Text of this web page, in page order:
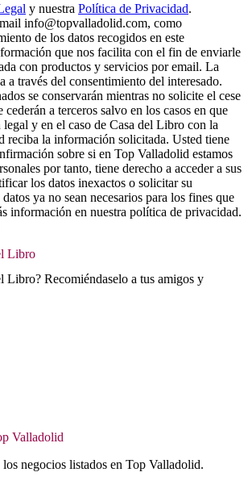
y nuestra Política de Privacidad.
info@topvalladolid.com, como
de los datos recogidos en este
que nos facilita con el fin de enviarle
con productos y servicios por email. La
a través del consentimiento del interesado.
se conservarán mientras no solicite el cese
a terceros salvo en los casos en que
y en el caso de Casa del Libro con la
reciba la información solicitada. Usted tiene
sobre si en Top Valladolid estamos
por tanto, tiene derecho a acceder a sus
los datos inexactos o solicitar su
ya no sean necesarios para los fines que
información en nuestra política de privacidad.
Libro
Libro? Recomiéndaselo a tus amigos y
Valladolid
negocios listados en Top Valladolid.